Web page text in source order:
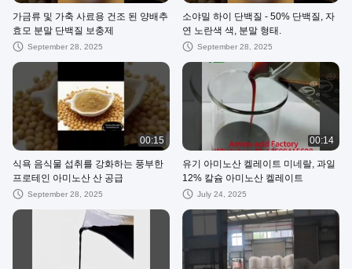
가금류 및 가축 사료용 건조 된 양배추
효모 분말 단백질 보충제
September 28, 2025
소야밀 하이 단백질 - 50% 단백질, 자
연 노란색 색, 분말 형태.
September 28, 2025
00:15
식욕 음식물 섭취를 강화하는 풍부한
프로테인 아미노산 산 공급
September 28, 2025
00:14
유기 아미노산 켈레이트 미네랄, 과일
12% 칼슘 아미노산 켈레이트
July 24, 2025